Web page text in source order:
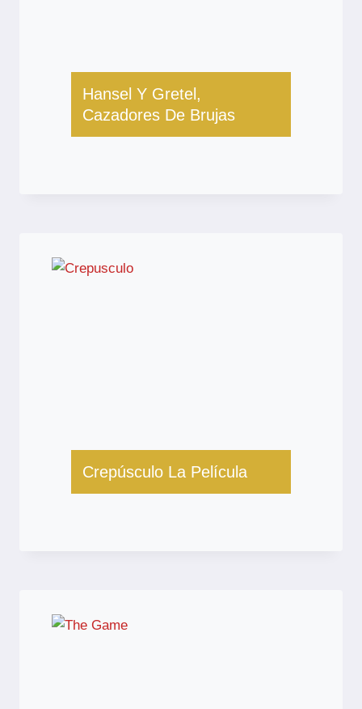
Hansel Y Gretel,
Cazadores De Brujas
Crepúsculo La Película